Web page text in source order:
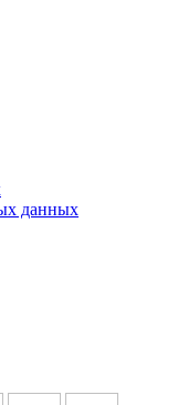
данных